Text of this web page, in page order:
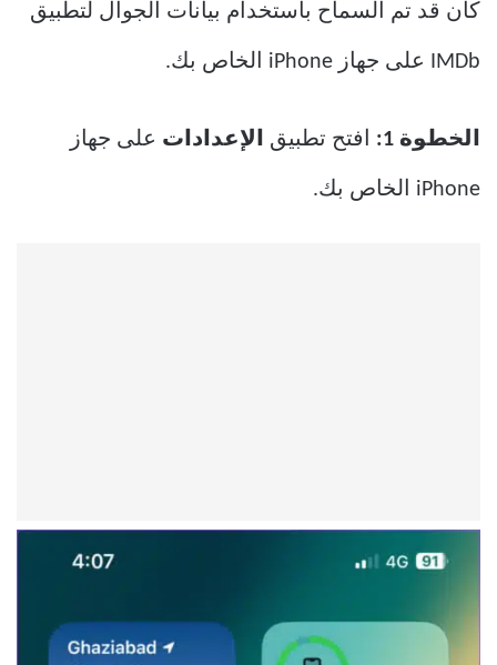
كان قد تم السماح باستخدام بيانات الجوال لتطبيق
IMDb على جهاز iPhone الخاص بك.
الخطوة 1: افتح تطبيق الإعدادات على جهاز
iPhone الخاص بك.